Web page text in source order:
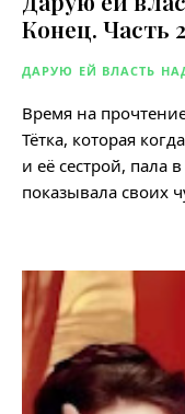
Конец. Часть 2
ДАРУЮ ЕЙ ВЛАСТЬ
Время на
Тётка, которая
и её сестрой, пала
показывала своих